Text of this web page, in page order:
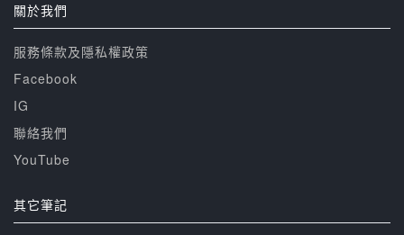
關於我們
服務條款及隱私權政策
Facebook
IG
聯絡我們
YouTube
其它筆記